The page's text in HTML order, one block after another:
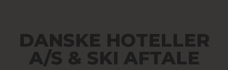
DANSKE HOTELLER
A/S & SKI AFTALE